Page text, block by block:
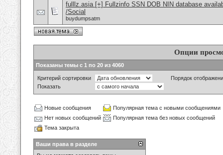
fulllz.asia [+] Fullzinfo SSN DOB NIN database
/Social
buydumpsatm
Опции
Показаны темы с 1 по 20 из 4060
Критерий сортировки
Порядок
Показать
Новые сообщения
Популярная тема с новыми сообщениями
Нет новых сообщений
Популярная тема без новых сообщений
Тема закрыта
Ваши права в разделе